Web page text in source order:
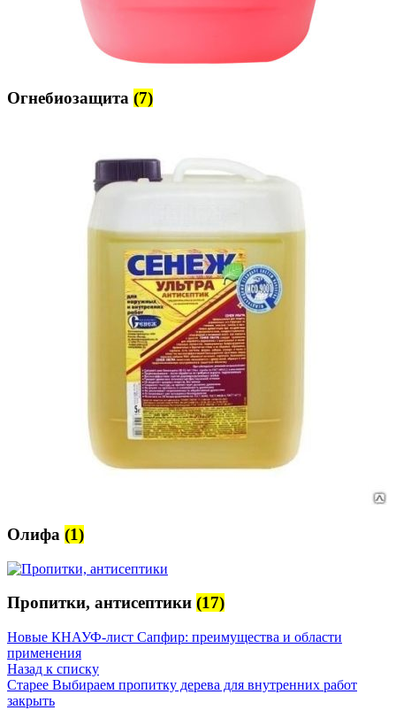
Огнебиозащита (7)
Олифа (1)
Пропитки, антисептики (17)
Новые КНАУФ-лист Сапфир: преимущества и области
применения
Назад к списку
Старее Выбираем пропитку дерева для внутренних работ
закрыть